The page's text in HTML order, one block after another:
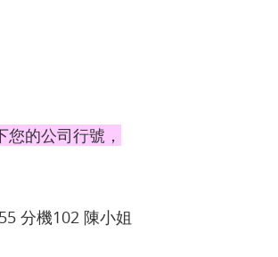
的公司行號，
分機102 陳小姐